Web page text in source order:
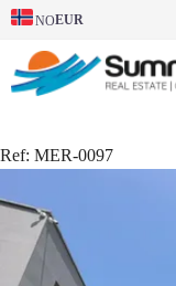
NOEUR
Ref: MER-0097